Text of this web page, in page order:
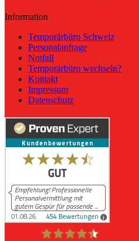
Information
Temporärbüro Schweiz
Personalanfrage
Notfall
Temporärbüro wechseln?
Kontakt
Impressum
Datenschutz